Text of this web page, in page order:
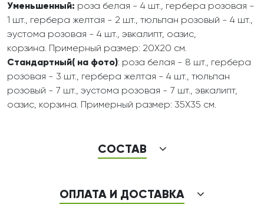
Уменьшенный: роза белая - 4 шт., гербера розовая -
1 шт., гербера желтая - 2 шт., тюльпан розовый - 4 шт.,
эустома розовая - 4 шт., эвкалипт, оазис,
корзина. Примерный размер: 20Х20 см.
Стандартный( на фото): роза белая - 8 шт., гербера
розовая - 3 шт., гербера желтая - 4 шт., тюльпан
розовый - 7 шт., эустома розовая - 7 шт., эвкалипт,
оазис, корзина. Примерный размер: 35Х35 см.
СОСТАВ
ОПЛАТА И ДОСТАВКА